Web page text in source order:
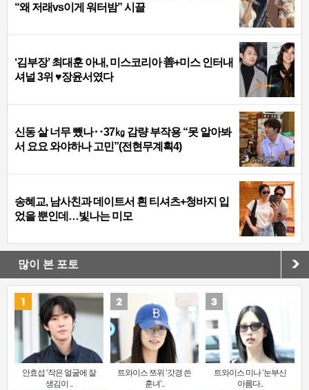
“왜 저래vs이게 워터밤” 시끌
‘김부장’ 최대훈 아내, 미스코리아 善+미스 인터내
셔널 3위 ♥장윤서였다
신동 살 너무 뺐나‥37㎏ 감량 부작용 “못 알아봐
서 요요 와야하나 고민”(전현무계획4)
송혜교, 남사친과 데이트서 흰 티셔츠+청바지 입
었을 뿐인데…빛나는 미모
많이 본 포토
안효섭 ‘작은 얼굴에 잘
생김이 ..
트와이스 쯔위 ‘갓경 쓴
훈녀’..
트와이스 미나 ‘눈부신
아름다..